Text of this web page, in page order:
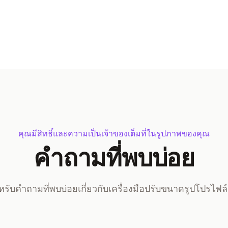
คุณมีสิทธิ์และความเป็นเจ้าของเต็มที่ในรูปภาพของคุณ
คำถามที่พบบ่อย
รับคำถามที่พบบ่อยเกี่ยวกับเครื่องมือปรับขนาดรูปโปรไฟล์